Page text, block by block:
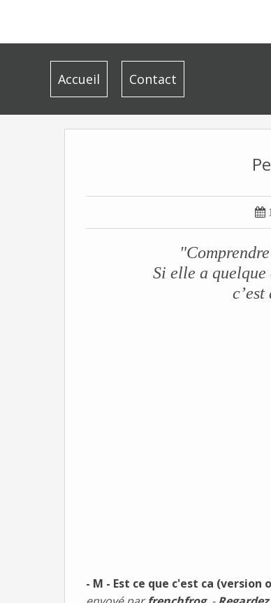
Accueil Contact

Si elle a quelque
- M - Est ce que c'est ca (version